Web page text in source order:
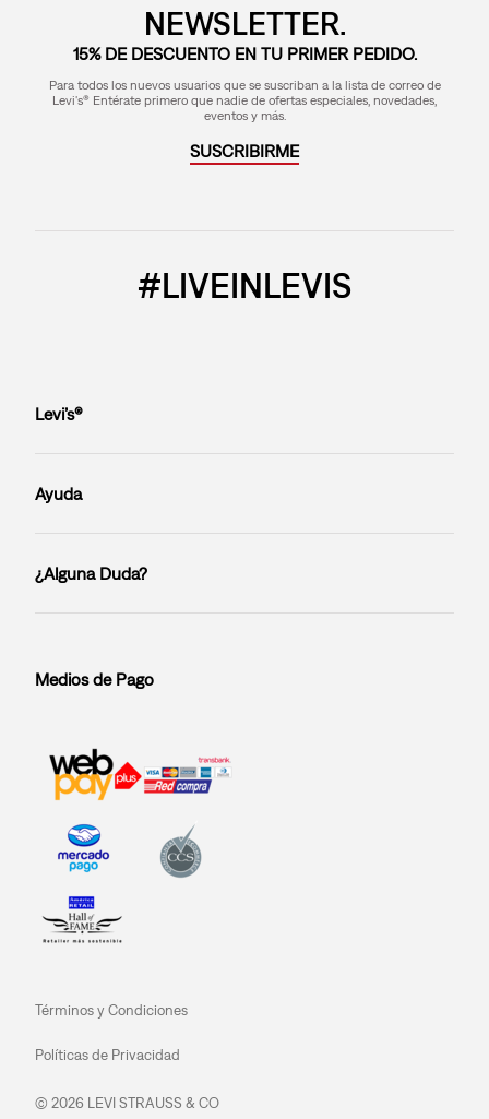
NEWSLETTER.
15% DE DESCUENTO EN TU PRIMER PEDIDO.
Para todos los nuevos usuarios que se suscriban a la lista de correo de
Levi's® Entérate primero que nadie de ofertas especiales, novedades,
eventos y más.
SUSCRIBIRME
#LIVEINLEVIS
Levi’s®
Ayuda
¿Alguna Duda?
Medios de Pago
Términos y Condiciones
Políticas de Privacidad
© 2026 LEVI STRAUSS & CO